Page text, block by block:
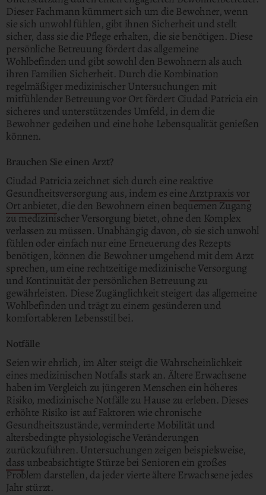
Dieser Fachmann kümmert sich um die Bewohner, wenn
sie sich unwohl fühlen, gibt ihnen Sicherheit und stellt
sicher, dass sie die Pflege erhalten, die sie benötigen. Diese
persönliche Betreuung fördert das allgemeine
Wohlbefinden und gibt sowohl den Bewohnern als auch
ihren Familien Sicherheit. Durch die Kombination
regelmäßiger medizinischer Untersuchungen mit
mitfühlender Betreuung vor Ort fördert Ciudad Patricia ein
sicheres und unterstützendes Umfeld, in dem die
Bewohner gedeihen und eine hohe Lebensqualität genießen
können.
Brauchen Sie einen Arzt?
Ciudad Patricia zeichnet sich durch eine reaktive
Gesundheitsversorgung aus, indem es eineArztpraxis vor
Ort anbietet, die den Bewohnern einen bequemen Zugang
zu medizinischer Versorgung bietet, ohne den Komplex
verlassen zu müssen. Unabhängig davon, ob sie sich unwohl
fühlen oder einfach nur eine Erneuerung des Rezepts
benötigen, können die Bewohner umgehend mit dem Arzt
sprechen, um eine rechtzeitige medizinische Versorgung
und Kontinuität der persönlichen Betreuung zu
gewährleisten. Diese Zugänglichkeit steigert das allgemeine
Wohlbefinden und trägt zu einem gesünderen und
komfortableren Lebensstil bei.
Notfälle
Seien wir ehrlich, im Alter steigt die Wahrscheinlichkeit
eines medizinischen Notfalls stark an. Ältere Erwachsene
haben im Vergleich zu jüngeren Menschen ein höheres
Risiko, medizinische Notfälle zu Hause zu erleben. Dieses
erhöhte Risiko ist auf Faktoren wie chronische
Gesundheitszustände, verminderte Mobilität und
altersbedingte physiologische Veränderungen
zurückzuführen. Untersuchungen zeigen beispielsweise,
dass unbeabsichtigte Stürze bei Senioren ein großes
Problem darstellen, da jeder vierte ältere Erwachsene jedes
Jahr stürzt.